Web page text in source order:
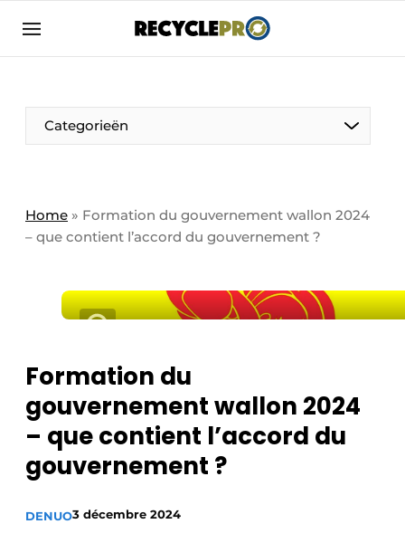
Adverteren
Contact
Contact
Emploi
Enregistrer une offre d’emploi
Evenement aanmelden
Meest gelezen
Privacy / Cookie statement
Termes et conditions
Categorieën
Home » Formation du gouvernement wallon 2024
– que contient l’accord du gouvernement ?
Formation du
gouvernement wallon 2024
– que contient l’accord du
gouvernement ?
DENUO3 décembre 2024